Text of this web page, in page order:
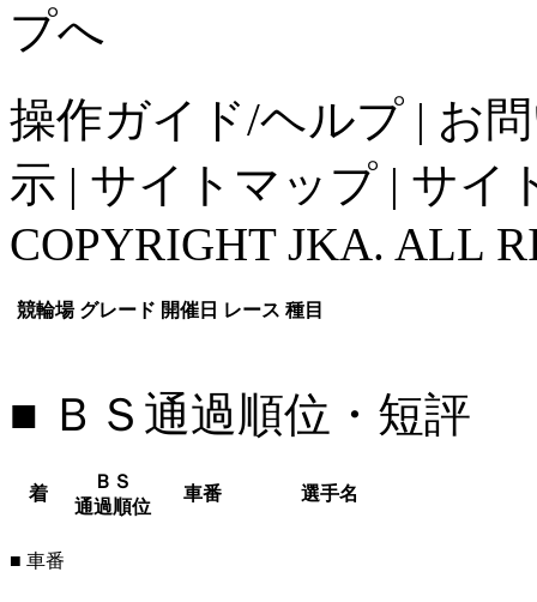
操作ガイド/ヘルプ | お
示 | サイトマップ | サイ
COPYRIGHT JKA. ALL
競輪場 グレード 開催日 レース 種目
■ ＢＳ通過順位・短評
着
ＢＳ
通過順位
車番 選手名
■ 車番